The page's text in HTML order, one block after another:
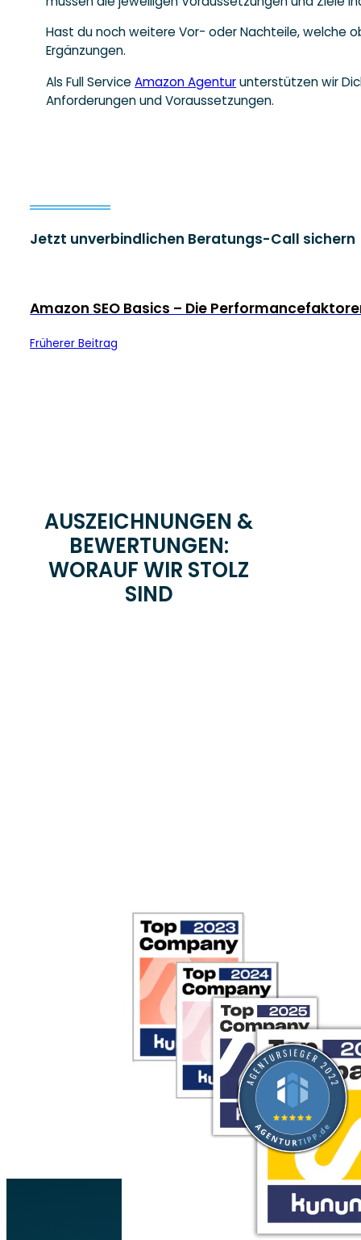
Hast du noch weitere Vor- oder Nachteile, welche
Ergänzungen.
Als Full ServiceAmazon Agenturunterstützen wir
Anforderungen und Voraussetzungen.
Jetzt unverbindlichen Beratungs-Call sichern
Früherer Beitrag
Amazon SEO Basics – Die
AUSZEICHNUNGEN &
BEWERTUNGEN:
WORAUF WIR STOLZ
SIND